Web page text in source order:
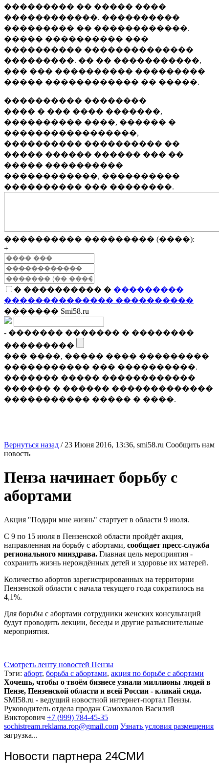
��������� �� ����� ����
������������. ����������
��������� �� ������������.
����� ���������� ���
���������� ��������������
���������. �� �� �����������,
��� ��� ���������� ���������
����� ������������ �� �����.
���������� ��������
���� � ��� ���� �������,
���������� ����, ������ �
�����������������,
���������� ���������� ��
����� ������ ������ ��� ��
����� ����������
������������, ����������
���������� ��� ��������.
���������� ��������� (����):
+
� ���������� � ���������
�������������� ����������
������� Smi58.ru
- ������� ������� � ��������
���������
��� ����, ����� ���� ���������
����������� ��� ����������.
������� ����� ������������
������ � ������ �������������
����������� ����� � ����.
Вернуться назад / 23 Июня 2016, 13:36, smi58.ru Сообщить нам
новость
Пенза начинает борьбу с
абортами
Акция "Подари мне жизнь" стартует в области 9 июля.
С 9 по 15 июля в Пензенской области пройдёт акция,
направленная на борьбу с абортами, сообщает пресс-служба
регионального минздрава. Главная цель мероприятия -
сохранить жизнь нерождённых детей и здоровье их матерей.
Количество абортов зарегистрированных на территории
Пензенской области с начала текущего года сократилось на
4,1%.
Для борьбы с абортами сотрудники женских консультаций
будут проводить лекции, беседы и другие разъяснительные
мероприятия.
Смотреть ленту новостей Пензы
Тэги: аборт, борьба с абортами, акция по борьбе с абортами
Хочешь, чтобы о твоём бизнесе узнали миллионы людей в
Пензе, Пензенской области и всей России - кликай сюда.
SMI58.ru - ведущий новостной интернет-портал Пензы.
Руководитель отдела продаж Самохвалов Василий
Викторович +7 (999) 784-45-35
sochistream.reklama.rop@gmail.com Узнать условия размещения
загрузка...
Новости партнера 24СМИ